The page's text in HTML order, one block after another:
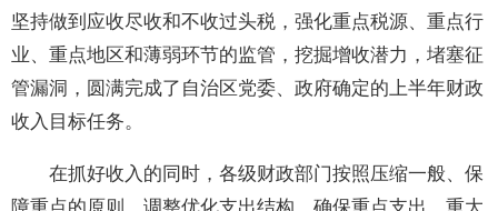
坚持做到应收尽收和不收过头税，强化重点税源、重点行
业、重点地区和薄弱环节的监管，挖掘增收潜力，堵塞征
管漏洞，圆满完成了自治区党委、政府确定的上半年财政
收入目标任务。
在抓好收入的同时，各级财政部门按照压缩一般、保